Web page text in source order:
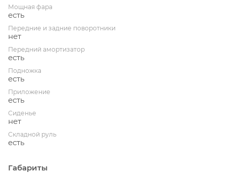
Мощная фара
есть
Передние и задние поворотники
нет
Передний амортизатор
есть
Подножка
есть
Приложение
есть
Сиденье
нет
Складной руль
есть
Габариты